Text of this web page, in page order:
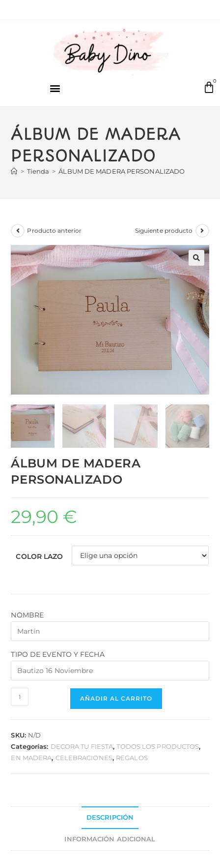
0
ÁLBUM DE MADERA
PERSONALIZADO
> Tienda > ÁLBUM DE MADERA PERSONALIZADO
Producto anterior Siguiente producto
🔍
ÁLBUM DE MADERA
PERSONALIZADO
29,90 €
COLOR LAZO
NOMBRE
TIPO DE EVENTO Y FECHA
AÑADIR AL CARRITO
SKU: N/D
Categorías: DECORA TU FIESTA,TODOS LOS PRODUCTOS,
EN MADERA, CELEBRACIONES, REGALOS
DESCRIPCIÓN
INFORMACIÓN ADICIONAL